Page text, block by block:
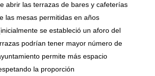
abrir las terrazas de bares y cafeterías
las mesas permitidas en años
se estableció un aforo del
podrían tener mayor número de
permite más espacio
la proporción